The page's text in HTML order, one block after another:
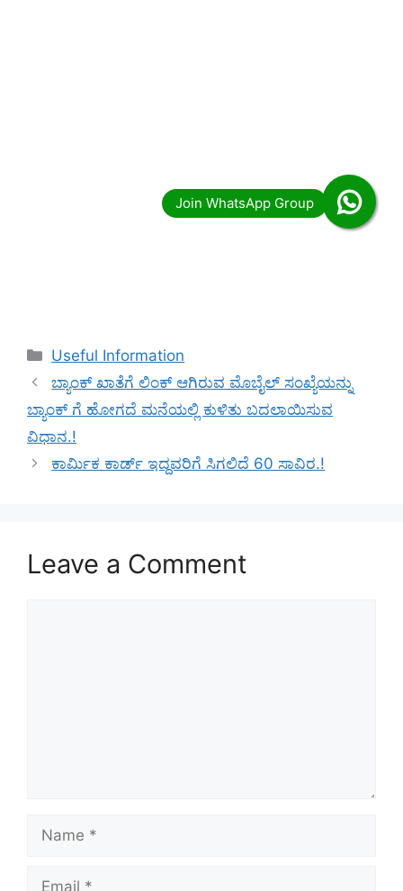
Categories
Useful Information
ಬ್ಯಾಂಕ್ ಖಾತೆಗೆ ಲಿಂಕ್ ಆಗಿರುವ ಮೊಬೈಲ್ ಸಂಖ್ಯೆಯನ್ನು
ಬ್ಯಾಂಕ್ ಗೆ ಹೋಗದೆ ಮನೆಯಲ್ಲಿ ಕುಳಿತು ಬದಲಾಯಿಸುವ
ವಿಧಾನ.!
ಕಾರ್ಮಿಕ ಕಾರ್ಡ್ ಇದ್ದವರಿಗೆ ಸಿಗಲಿದೆ 60 ಸಾವಿರ.!
Leave a Comment